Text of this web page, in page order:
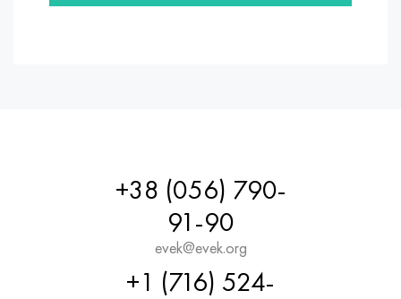
+38 (056) 790-
91-90
evek@evek.org
+1 (716) 524-